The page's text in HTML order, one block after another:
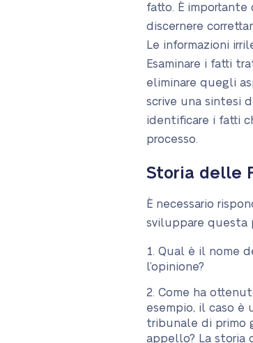
fatto. È importante
discernere
Le informazioni
Esaminare i fatti
eliminare quegli
scrive una sintesi
identificare i fatti
processo.
Storia delle
È necessario
sviluppare questa
Qual è il nome
l’opinione?
Come ha
esempio, il caso è
tribunale di primo
appello? La storia